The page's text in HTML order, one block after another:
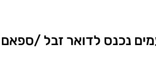
נכנס לדואר זבל /ספאם